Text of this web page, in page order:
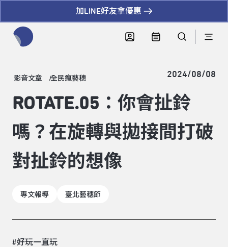
加LINE好友拿優惠
影音文章 全民瘋藝穗 2024/08/08
ROTATE.05：你會扯鈴
嗎？在旋轉與拋接間打破
對扯鈴的想像
專文報導 臺北藝穗節
#好玩一直玩